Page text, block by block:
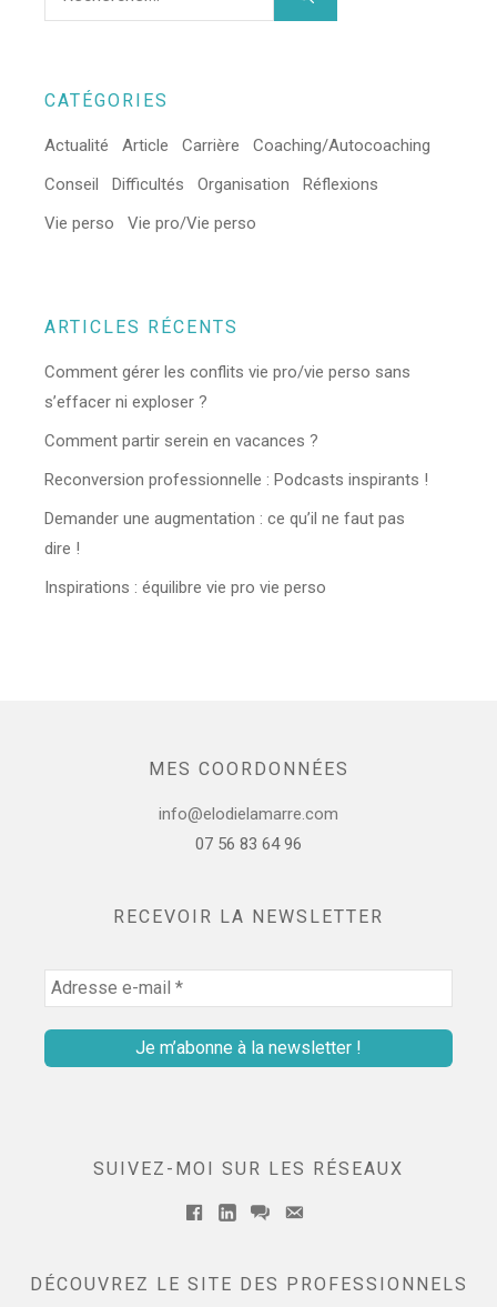
CATÉGORIES
Actualité Article Carrière
Coaching/Autocoaching
Conseil
Difficultés Organisation
Réflexions
Vie perso
Vie pro/Vie perso
ARTICLES RÉCENTS
Comment gérer les conflits vie pro/vie perso sans
s’effacer ni exploser ?
Comment partir serein en vacances ?
Reconversion professionnelle : Podcasts inspirants !
Demander une augmentation : ce qu’il ne faut pas
dire !
Inspirations : équilibre vie pro vie perso
MES COORDONNÉES
info@elodielamarre.com
07 56 83 64 96
RECEVOIR LA NEWSLETTER
SUIVEZ-MOI SUR LES RÉSEAUX
FacebookLinkedinmessenger
DÉCOUVREZ LE SITE DES PROFESSIONNELS